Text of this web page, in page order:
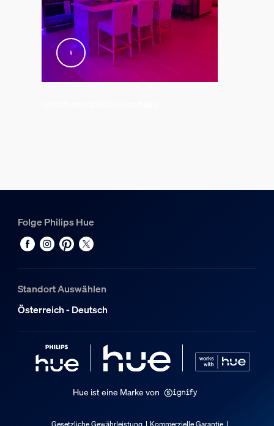
Lightstrips
Packmaße und Gewicht
EAN/UPC - Produkt
296 mm
296 mm
Breite
Material-Nummer (12NC)
EAN
8721103089434
Stromverbrauch
Folge Philips Hue
Standort Auswählen
Österreich - Deutsch
Hue ist eine Marke von
Gesetzliche Gewährleistung Kommerzielle Garantie